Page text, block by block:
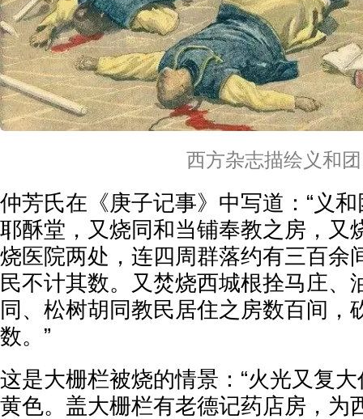
西方杂志描绘义和团
仲芳氏在《庚子记事》中写道：“义
耶酥堂，又烧同和当铺奉教之房，又
烧医院两处，连四周群落约有三百余
民不计其数。又焚烧西城根拴马庄、
同、松树胡同教民居住之房数百间，
数。”
这是大栅栏被烧的情景：“火光又复
黄色。盖大栅栏有老德记药店房，为